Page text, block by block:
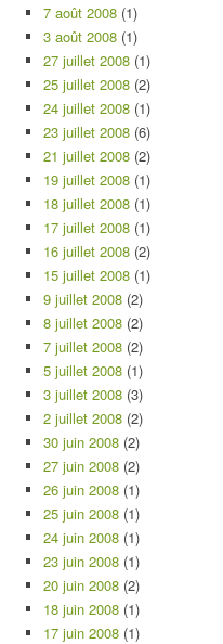
7 août 2008 (1)
3 août 2008 (1)
27 juillet 2008 (1)
25 juillet 2008 (2)
24 juillet 2008 (1)
23 juillet 2008 (6)
21 juillet 2008 (2)
19 juillet 2008 (1)
18 juillet 2008 (1)
17 juillet 2008 (1)
16 juillet 2008 (2)
15 juillet 2008 (1)
9 juillet 2008 (2)
8 juillet 2008 (2)
7 juillet 2008 (2)
5 juillet 2008 (1)
3 juillet 2008 (3)
2 juillet 2008 (2)
30 juin 2008 (2)
27 juin 2008 (2)
26 juin 2008 (1)
25 juin 2008 (1)
24 juin 2008 (1)
23 juin 2008 (1)
20 juin 2008 (2)
18 juin 2008 (1)
17 juin 2008 (1)